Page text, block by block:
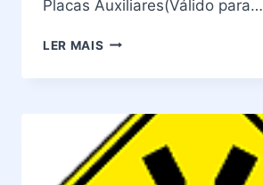
Placas Auxiliares(Válido para…
LER MAIS PLACAS
TRÂNSITO
SIGNIFICADO
DA
PLACA
A-